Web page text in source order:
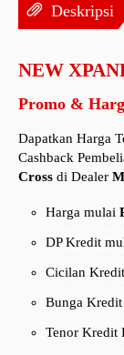
Deskripsi
NEW
Promo &
Dapatkan Harga
Cashback
Cross di Dealer
Harga mulai
DP Kredit
Cicilan Kredit
Bunga Kredit
Tenor Kredit